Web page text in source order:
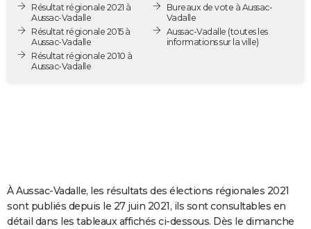
Destinations
City break
Voyage nature
Voyage de noces
Forum
PHOTO
GUIDES D'ACHAT
BONS PLANS
COPAINS D'AVANT
S'inscrire
Se connecter
Lycées
Collèges
Primaires
Universités
Entreprises
Service militaire
Avis de recherche
AVIS DE DÉCÈS
Résultat régionale 2021 à
Aussac-Vadalle
Résultat régionale 2015 à
Aussac-Vadalle
Résultat régionale 2010 à
Aussac-Vadalle
Bureaux de vote à Aussac-
Vadalle
Aussac-Vadalle (toutes les
informations sur la ville)
À Aussac-Vadalle, les résultats des élections régionales 2021
sont publiés depuis le 27 juin 2021, ils sont consultables en
détail dans les tableaux affichés ci-dessous. Dès le dimanche